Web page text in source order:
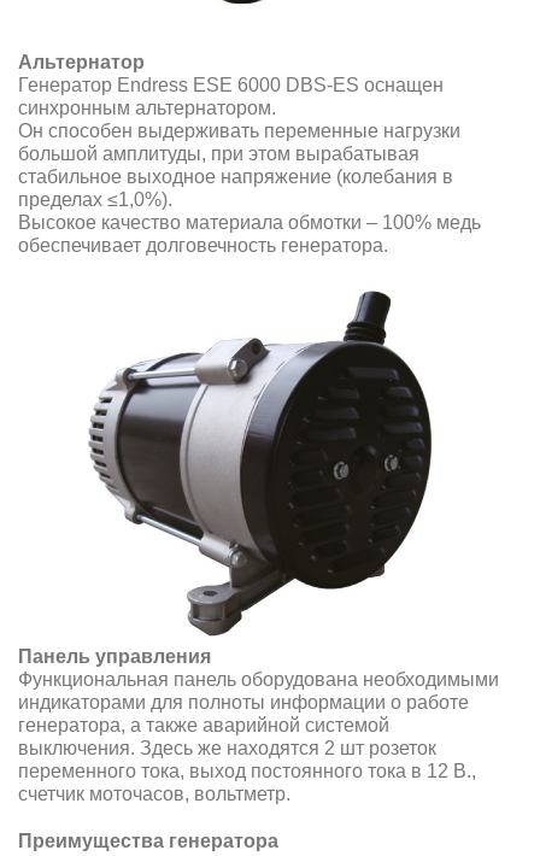
Альтернатор
Генератор Endress ESE 6000 DBS-ES оснащен
синхронным альтернатором.
Он способен выдерживать переменные нагрузки
большой амплитуды, при этом вырабатывая
стабильное выходное напряжение (колебания в
пределах ≤1,0%).
Высокое качество материала обмотки – 100% медь
обеспечивает долговечность генератора.
Панель управления
Функциональная панель оборудована необходимыми
индикаторами для полноты информации о работе
генератора, а также аварийной системой
выключения. Здесь же находятся 2 шт розеток
переменного тока, выход постоянного тока в 12 В.,
cчетчик моточасов, вольтметр.
Преимущества генератора